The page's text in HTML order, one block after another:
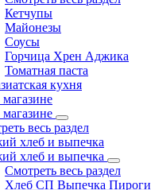
Кетчупы
Майонезы
Соусы
Горчица Хрен Аджика
Томатная паста
кухня
весь раздел
хлеб и выпечка
хлеб и выпечка
Смотреть весь раздел
Хлеб СП Выпечка Пироги